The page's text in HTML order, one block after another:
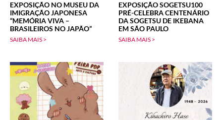
EXPOSIÇÃO NO MUSEU DA
IMIGRAÇÃO JAPONESA
“MEMÓRIA VIVA –
BRASILEIROS NO JAPÃO”
SAIBA MAIS >
EXPOSIÇÃO SOGETSU100
PRÉ-CELEBRA CENTENÁRIO
DA SOGETSU DE IKEBANA
EM SÃO PAULO
SAIBA MAIS >